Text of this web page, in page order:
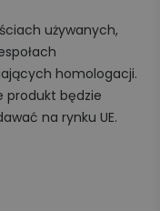
używanych,
homologacji.
produkt będzie
na rynku UE.